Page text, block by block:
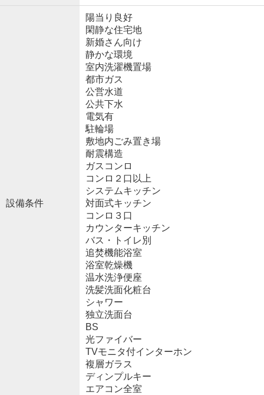
設備条件
陽当り良好
閑静な住宅地
新婚さん向け
静かな環境
室内洗濯機置場
都市ガス
公営水道
公共下水
電気有
駐輪場
敷地内ごみ置き場
耐震構造
ガスコンロ
コンロ２口以上
システムキッチン
対面式キッチン
コンロ３口
カウンターキッチン
バス・トイレ別
追焚機能浴室
浴室乾燥機
温水洗浄便座
洗髪洗面化粧台
シャワー
独立洗面台
BS
光ファイバー
TVモニタ付インターホン
複層ガラス
ディンプルキー
エアコン全室